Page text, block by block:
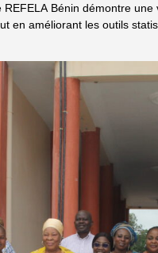
Bénin démontre
en améliorant les outils